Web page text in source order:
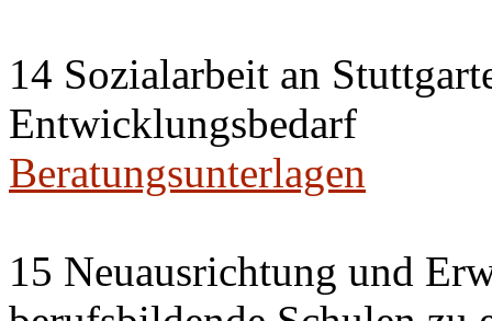
14 Sozialarbeit an
Entwicklungsbedarf
Beratungsunterlagen
15 Neuausrichtung und